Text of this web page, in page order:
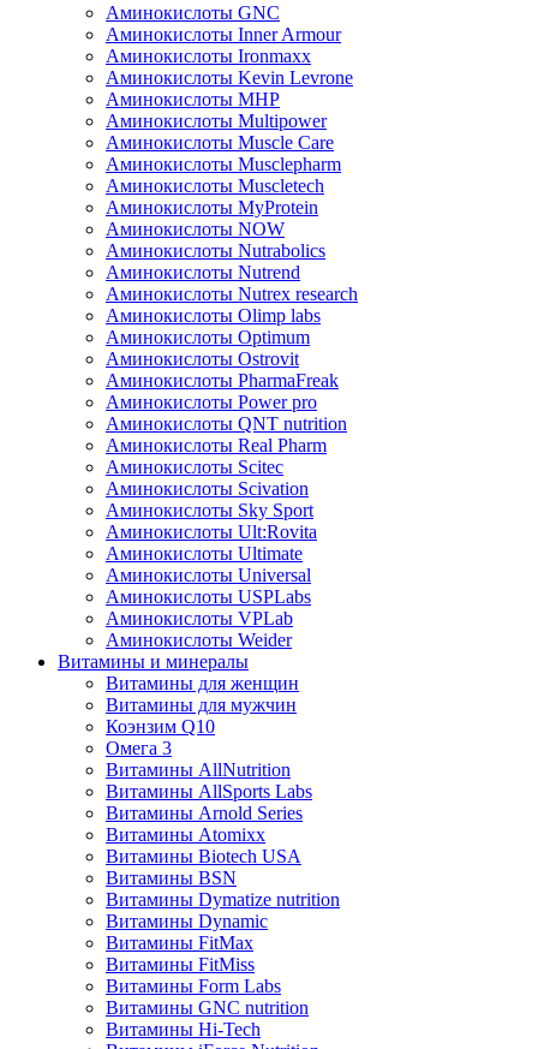
Аминокислоты GNC
Аминокислоты Inner Armour
Аминокислоты Ironmaxx
Аминокислоты Kevin Levrone
Аминокислоты MHP
Аминокислоты Multipower
Аминокислоты Muscle Care
Аминокислоты Musclepharm
Аминокислоты Muscletech
Аминокислоты MyProtein
Аминокислоты NOW
Аминокислоты Nutrabolics
Аминокислоты Nutrend
Аминокислоты Nutrex research
Аминокислоты Olimp labs
Аминокислоты Optimum
Аминокислоты Ostrovit
Аминокислоты PharmaFreak
Аминокислоты Power pro
Аминокислоты QNT nutrition
Аминокислоты Real Pharm
Аминокислоты Scitec
Аминокислоты Scivation
Аминокислоты Sky Sport
Аминокислоты Ult:Rovita
Аминокислоты Ultimate
Аминокислоты Universal
Аминокислоты USPLabs
Аминокислоты VPLab
Аминокислоты Weider
Витамины и минералы
Витамины для женщин
Витамины для мужчин
Коэнзим Q10
Омега 3
Витамины AllNutrition
Витамины AllSports Labs
Витамины Arnold Series
Витамины Atomixx
Витамины Biotech USA
Витамины BSN
Витамины Dymatize nutrition
Витамины Dynamic
Витамины FitMax
Витамины FitMiss
Витамины Form Labs
Витамины GNC nutrition
Витамины Hi-Tech